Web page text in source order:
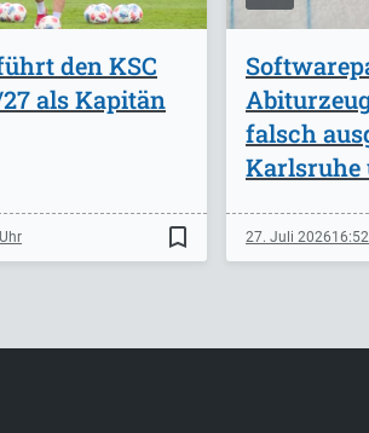
den KSC
als Kapitän
bookmark_border
falsch
Karlsruhe
27. Juli 202616:52